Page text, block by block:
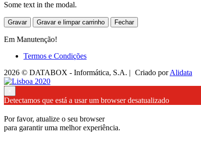
Some text in the modal.
Gravar Gravar e limpar carrinho Fechar
Em Manutenção!
Termos e Condições
2026 © DATABOX - Informática, S.A. | Criado porAlidata
Detectamos que está a usar um browser desatualizado
Por favor, atualize o seu browser
para garantir uma melhor experiência.